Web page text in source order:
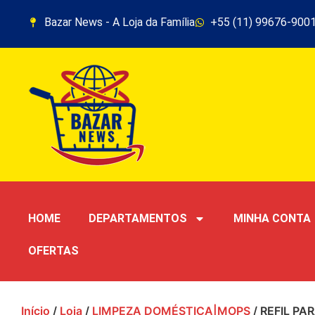
Bazar News - A Loja da Família +55 (11) 99676-9001
HOME DEPARTAMENTOS MINHA CONTA
OFERTAS
Início / Loja / LIMPEZA DOMÉSTICA|MOPS / REFIL